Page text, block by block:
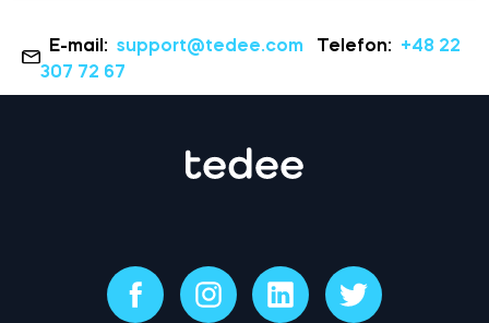
E-mail: support@tedee.com Telefon: +48 22
307 72 67